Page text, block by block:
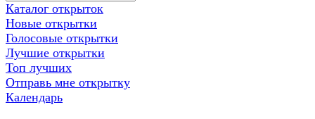
Каталог открыток
Новые открытки
Голосовые открытки
Лучшие открытки
Топ лучших
Отправь мне открытку
Календарь